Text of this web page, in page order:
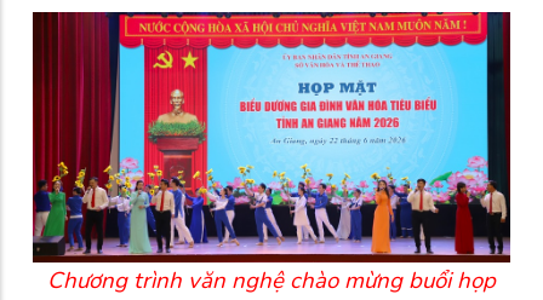
Chương trình văn nghệ chào mừng buổi họp